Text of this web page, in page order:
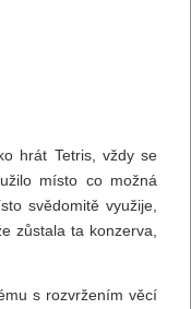
hrát Tetris, vždy se
místo co možná
svědomitě využije,
zůstala ta konzerva,
s rozvržením věcí